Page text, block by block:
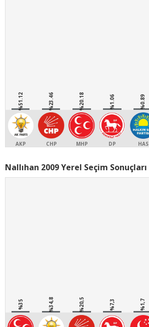
%51.12
AKP
%23.46
CHP
%20.18
MHP
%1.06
DP
%0.89
HAS
Nallıhan 2009 Yerel Seçim Sonuçları
%35 %34,8 %20,5 %7,3 %1,7